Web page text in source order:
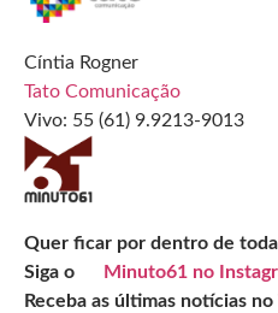
Cíntia Rogner
Tato Comunicação
Vivo: 55 (61) 9.9213-9013
Quer ficar por dentro de
Siga o
Minuto61 no
Receba as últimas notícias